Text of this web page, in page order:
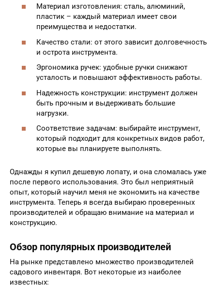
Материал изготовления: сталь, алюминий,
пластик – каждый материал имеет свои
преимущества и недостатки.
Качество стали: от этого зависит долговечность
и острота инструмента.
Эргономика ручек: удобные ручки снижают
усталость и повышают эффективность работы.
Надежность конструкции: инструмент должен
быть прочным и выдерживать большие
нагрузки.
Соответствие задачам: выбирайте инструмент,
который подходит для конкретных видов работ,
которые вы планируете выполнять.
Однажды я купил дешевую лопату, и она сломалась уже
после первого использования. Это был неприятный
опыт, который научил меня не экономить на качестве
инструмента. Теперь я всегда выбираю проверенных
производителей и обращаю внимание на материал и
конструкцию.
Обзор популярных производителей
На рынке представлено множество производителей
садового инвентаря. Вот некоторые из наиболее
известных: